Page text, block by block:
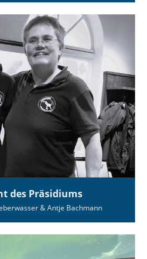
des Präsidiums
& Antje Bachmann